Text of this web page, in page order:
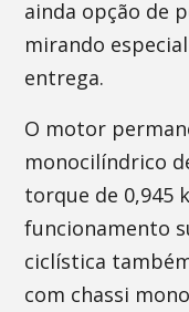
ainda opção de
mirando
entrega.
O motor
monocilíndrico
torque de 0,945
funcionamento
ciclística
com chassi